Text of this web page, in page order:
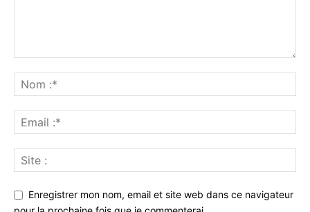
Enregistrer mon nom, email et site web dans ce navigateur